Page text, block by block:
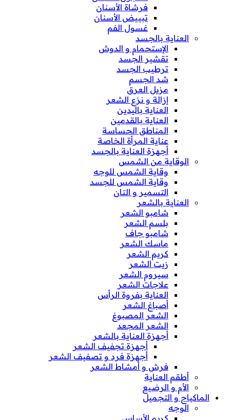
فرشاة الأسنان
تبييض الأسنان
غسول الفم
العناية بالجسد
الإستحمام و الدوش
تقشير الجسد
ترطيب الجسد
شد الجسم
مزيل العرق
إزالة و نزع الشعر
العناية باليدين
العناية بالقدمين
المناطق الحساسة
عناية المرأة الخاصة
أجهزة العناية بالجسد
الوقاية من الشمس
وقاية الشمس للوجه
وقاية الشمس للجسد
التسمير و التان
العناية بالشعر
شامبو الشعر
بلسم الشعر
شامبو جاف
ماسك الشعر
كريم الشعر
زيت الشعر
سيروم الشعر
علاجات الشعر
العناية بفروة الرأس
أصباغ الشعر
الشعر المصبوغ
الشعر المجعد
أجهزة العناية بالشعر
أجهزة تجفيف الشعر
أجهزة فرد و تصفيف الشعر
فرش و أمشاط الشعر
أطقم العناية
الأم و الرضيع
الماكياج و التجميل
الوجه